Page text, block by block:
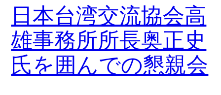
日本台湾交流協会高
雄事務所所長奥正史
氏を囲んでの懇親会